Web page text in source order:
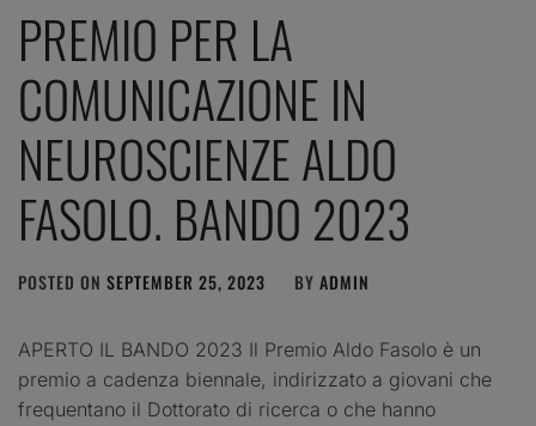
PREMIO PER LA
COMUNICAZIONE IN
NEUROSCIENZE ALDO
FASOLO. BANDO 2023
POSTED ON SEPTEMBER 25, 2023 BY ADMIN
APERTO IL BANDO 2023 Il Premio Aldo Fasolo è un
premio a cadenza biennale, indirizzato a giovani che
frequentano il Dottorato di ricerca o che hanno